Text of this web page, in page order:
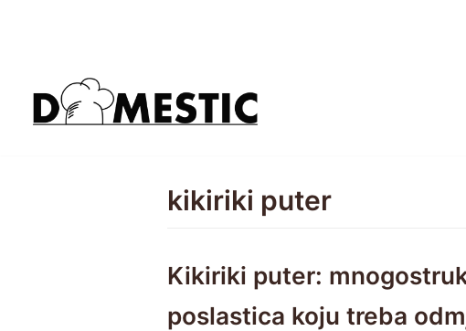
kikiriki puter
Kikiriki puter:
poslastica koju treba